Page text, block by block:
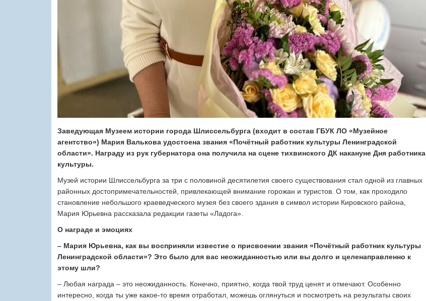
Заведующая Музеем истории города Шлиссельбурга (входит в состав ГБУК ЛО «Музейное
агентство») Мария Валькова удостоена звания «Почётный работник культуры Ленинградской
области». Награду из рук губернатора она получила на сцене тихвинского ДК накануне Дня работника
культуры.
Музей истории Шлиссельбурга за три с половиной десятилетия своего существования стал одной из главных
районных достопримечательностей, привлекающей внимание горожан и туристов. О том, как проходило
становление небольшого краеведческого музея без своего здания в символ истории Кировского района,
Мария Юрьевна рассказала редакции газеты «Ладога».
О награде и эмоциях
– Мария Юрьевна, как вы восприняли известие о присвоении звания «Почётный работник культуры
Ленинградской области»? Это было для вас неожиданностью или вы долго и целенаправленно к
этому шли?
– Любая награда – это неожиданность. Конечно, приятно, когда твой труд ценят и отмечают. Особенно
интересно, когда ты уже какое-то время отработал, можешь оглянуться и посмотреть на результаты своих